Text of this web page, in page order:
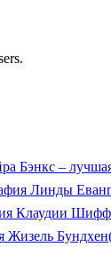
Бэнкс –
Линды
Клаудии
Жизель Бундхен